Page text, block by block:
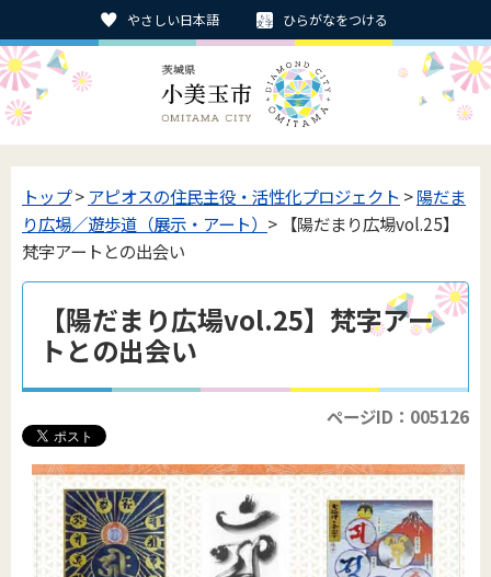
やさしい日本語 ひらがなをつける
トップ> アピオスの住民主役・活性化プロジェクト >陽だま
り広場／遊歩道（展示・アート） > 【陽だまり広場vol.25】
梵字アートとの出会い
【陽だまり広場vol.25】梵字アー
トとの出会い
ページID：005126